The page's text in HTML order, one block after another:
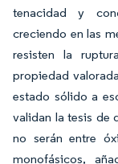
tenacidad y
creciendo en las
resisten la
propiedad
estado sólido a
validan la tesis de
no serán entre
monofásicos,